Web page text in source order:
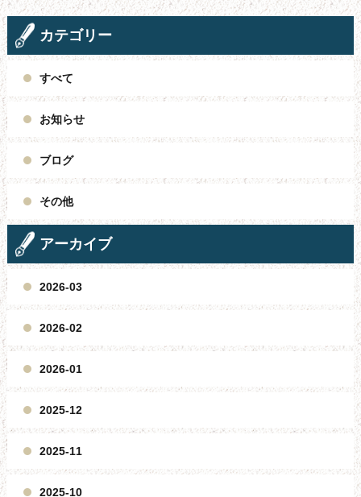
カテゴリー
すべて
お知らせ
ブログ
その他
アーカイブ
2026-03
2026-02
2026-01
2025-12
2025-11
2025-10